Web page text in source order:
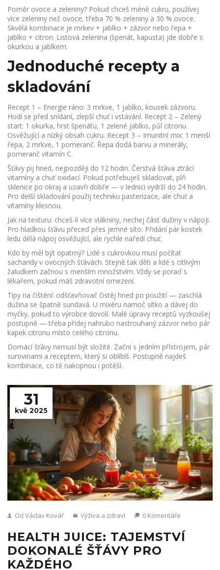
Poměr ovoce a zeleniny? Pokud chceš méně cukru, používej
více zeleniny než ovoce, třeba 70 % zeleniny a 30 % ovoce.
Skvělá kombinace je mrkev + jablko + zázvor nebo řepa +
jablko + citron. Listová zelenina (špenát, kapusta) jde dobře s
okurkou a jablkem.
Jednoduché recepty a
skladování
Recept 1 – Energie ráno: 3 mrkve, 1 jablko, kousek zázvoru.
Hodí se před snídaní, zlepší chuť i vstávání. Recept 2 – Zelený
start: 1 okurka, hrst špenátu, 1 zelené jablko, půl citronu.
Osvěžující a nízký obsah cukru. Recept 3 – Imunitní mix: 1 menší
řepa, 2 mrkve, 1 pomeranč. Řepa dodá barvu a minerály,
pomeranč vitamín C.
Šťávy pij hned, nejpozději do 12 hodin. Čerstvá šťáva ztrácí
vitamíny a chuť oxidací. Pokud potřebuješ skladovat, plň
sklenice po okraj a uzavři dobře — v lednici vydrží do 24 hodin.
Pro delší skladování použij techniku pasterizace, ale chuť a
vitamíny klesnou.
Jak na texturu: chceš-li více vlákniny, nechej část dužiny v nápoji.
Pro hladkou šťávu přeceď přes jemné síto. Přidání pár kostek
ledu dělá nápoj osvěžující, ale rychle naředí chuť.
Kdo by měl být opatrný? Lidé s cukrovkou musí počítat
sacharidy v ovocných šťávách. Stejně tak děti a lidé s citlivým
žaludkem začnou s menším množstvím. Vždy se poraď s
lékařem, pokud máš zdravotní omezení.
Tipy na čištění: odšťavňovač čistěj hned po použití — zaschlá
dužina se špatně sundavá. U mixéru namoč sítko a dávej do
myčky, pokud to výrobce dovolí. Malé úpravy receptů vyzkoušej
postupně — třeba přidej nahrubo nastrouhaný zázvor nebo pár
kapek citronu místo celého citronu.
Domácí šťávy nemusí být složité. Začni s jedním přístrojem, pár
surovinami a receptem, který si oblíbíš. Postupně najdeš
kombinace, co tě nakopnou i potěší.
31
kvě 2025
Od Václav Kovář Výživa a zdraví 0 Komentáře
HEALTH JUICE: TAJEMSTVÍ
DOKONALÉ ŠŤÁVY PRO
KAŽDÉHO